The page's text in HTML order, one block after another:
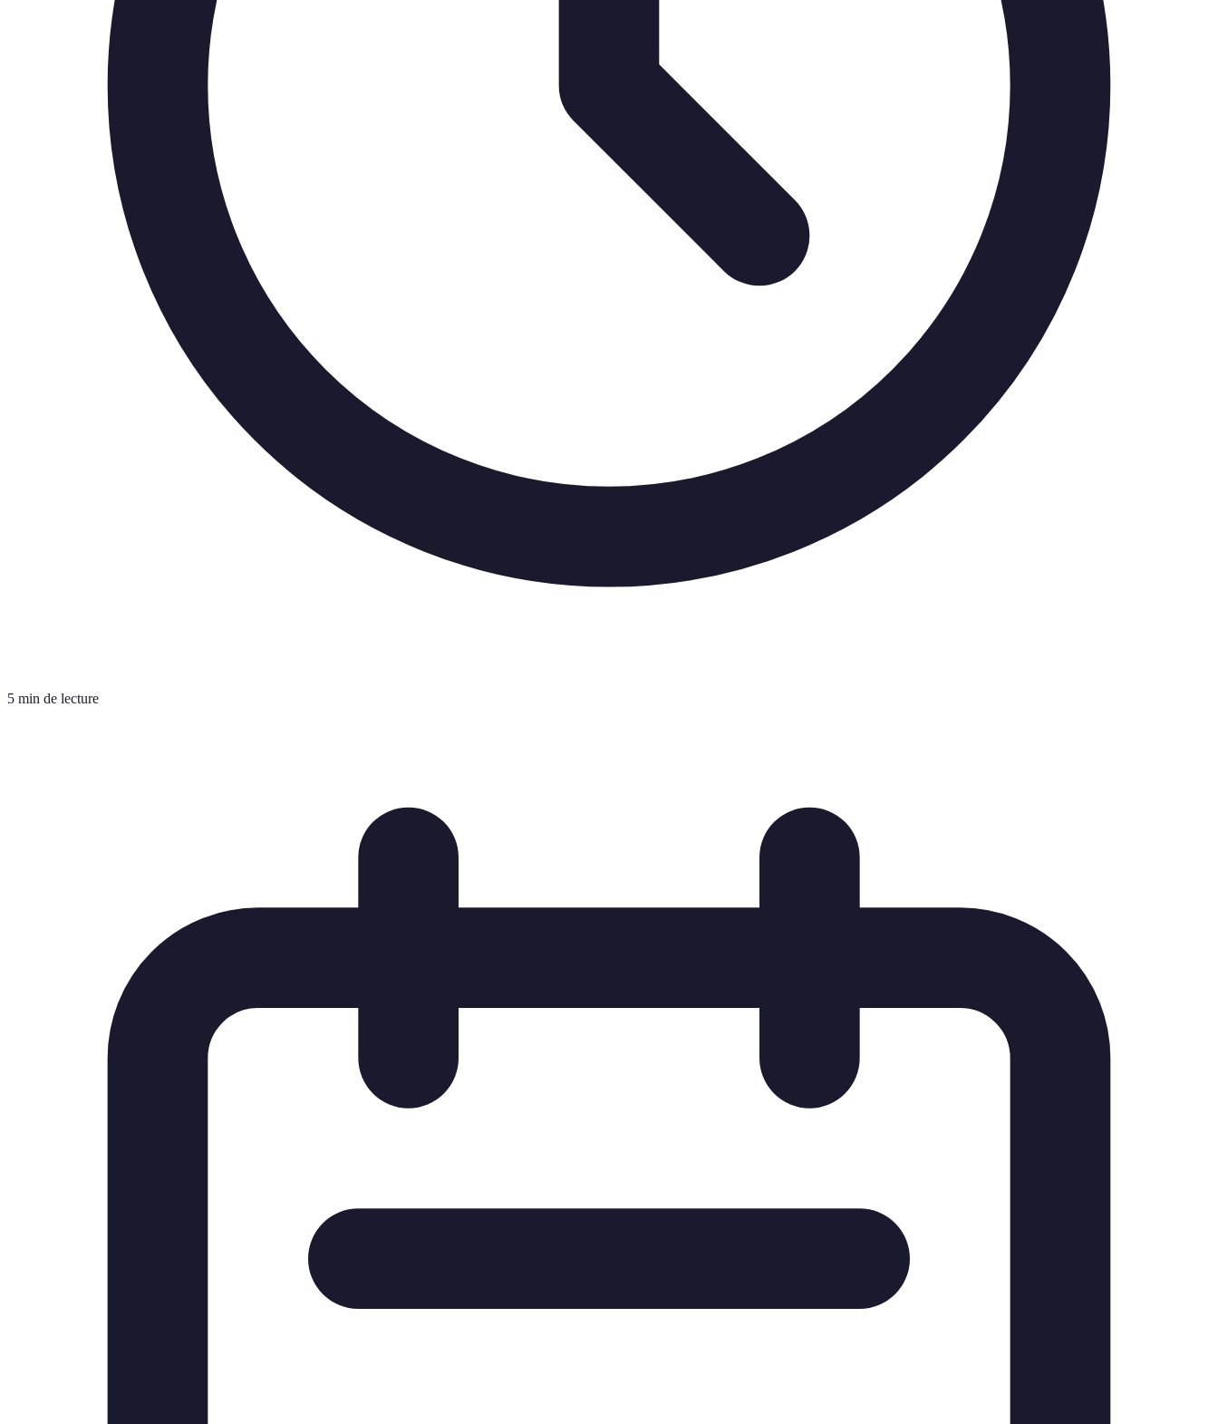
5 min de lecture